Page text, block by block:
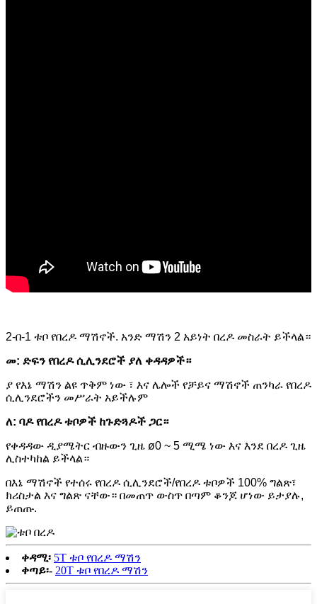
2-በ-1 ቱቦ የበረዶ ማሽኖች. አንድ ማሽን 2 አይነት በረዶ መስራት ይችላል።
መ: ድፍን የበረዶ ሲሊንደሮች ያለ ቀዳዳዎች።
ያ የእኔ ማሽን ልዩ ጥቅም ነው ፣ እና ሌሎች የቻይና ማሽኖች ጠንካራ የበረዶ
ሲሊንደሮችን መሥራት አይችሉም
ለ: ባዶ የበረዶ ቱቦዎች ከጉድጓዶች ጋር።
የቀዳዳው ዲያሜትር ብዙውን ጊዜ ø0 ~ 5 ሚሜ ነው እና እንደ በረዶ ጊዜ
ሊስተካከል ይችላል።
በእኔ ማሽኖች የተሰሩ የበረዶ ሲሊንደሮች/የበረዶ ቱቦዎች 100% ግልጽ፣
ክሪስታል እና ግልጽ ናቸው። በመጠጥ ውስጥ በጣም ቆንጆ ሆነው ይታያሉ,
ይጠጡ.
ቀዳሚ፡ 5T ቱቦ የበረዶ ማሽን
ቀጣይ፡- 20T ቱቦ የበረዶ ማሽን